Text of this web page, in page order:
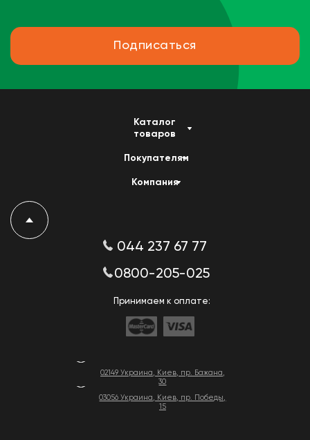
Подписаться
02149 Украина, Киев, пр. Бажана,
30
03056 Украина, Киев, пр. Победы,
15
Каталог
товаров
Покупателям
Компания
044 237 67 77
0800-205-025
Принимаем к оплате: